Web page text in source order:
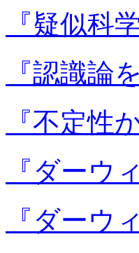
『疑似科
『認識
『不定
『ダー
『ダー